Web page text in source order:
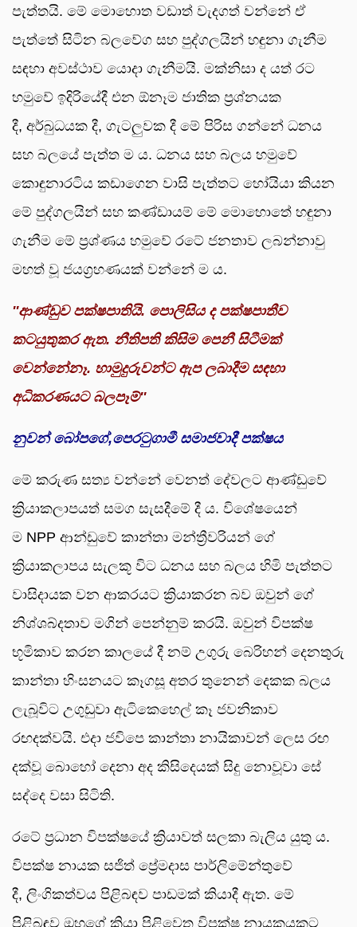
පැත්තයි. මේ මොහොත වඩාත් වැදගත් වන්නේ ඒ
පැත්තේ සිටින බලවේග සහ පුද්ගලයින් හඳුනා ගැනීම
සඳහා අවස්ථාව යොදා ගැනීමයි. මක්නිසා ද යත් රට
හමුවේ ඉදිරියේදී එන ඕනෑම ජාතික ප්‍රශ්නයක
දී, අර්බුධයක දී, ගැටලුවක දී මේ පිරිස ගන්නේ ධනය
සහ බලයේ පැත්ත ම ය. ධනය සහ බලය හමුවේ
කොඳුනාරටිය කඩාගෙන වාසි පැත්තට හෝයියා කියන
මේ පුද්ගලයින් සහ කණ්ඩායම් මේ මොහොතේ හඳුනා
ගැනීම මේ ප්‍රශ්ණය හමුවේ රටේ ජනතාව ලබන්නාවු
මහත් වූ ජයග්‍රහණයක් වන්නේ ම ය.
''ආණ්ඩුව පක්ෂපාතියි. පොලිසිය ද පක්ෂපාතීව
කටයුතුකර ඇත. නීතිපති කිසිම පෙනී සිටීමක්
වෙන්නේනෑ. හාමුදුරුවන්ට ඇප ලබාදීම සඳහා
අධිකරණයට බලපෑම්''
නුවන් බෝපගේ,පෙරටුගාමී සමාජවාදී පක්ෂය
මේ කරුණ සත්‍ය වන්නේ වෙනත් දේවලට ආණ්ඩුවේ
ක්‍රියාකලාපයත් සමග සැසදීමේ දී ය. විශේෂයෙන්
ම NPP ආන්ඩුවේ කාන්තා මන්ත්‍රීවරියන් ගේ
ක්‍රියාකලාපය සැලකූ විට ධනය සහ බලය හිමි පැත්තට
වාසිදායක වන ආකරයට ක්‍රියාකරන බව ඔවුන් ගේ
නිශ්ශබ්දතාව මගින් පෙන්නුම් කරයි. ඔවුන් විපක්ෂ
භූමිකාව කරන කාලයේ දී නම් උගුරු බෙරිහන් දෙනතුරු
කාන්තා හිංසනයට කෑගසූ අතර තුනෙන් දෙකක බලය
ලැබූවිට උගුඩුවා ඇටිකෙහෙල් කෑ ජවනිකාව
රඟදක්වයි. එදා ජවිපෙ කාන්තා නායිකාවන් ලෙස රඟ
දක්වූ බොහෝ දෙනා අද කිසිදෙයක් සිදු නොවූවා සේ
සද්දෙ වසා සිටිති.
රටේ ප්‍රධාන විපක්ෂයේ ක්‍රියාවත් සලකා බැලිය යුතු ය.
විපක්ෂ නායක සජිත් ප්‍රේමදාස පාර්ලිමේන්තුවේ
දී, ලිංගිකත්වය පිළිබඳව පාඩමක් කියාදී ඇත. මේ
පිළිබඳව ඔහුගේ ක්‍රියා පිළිවෙත විපක්ෂ නායකයකුට